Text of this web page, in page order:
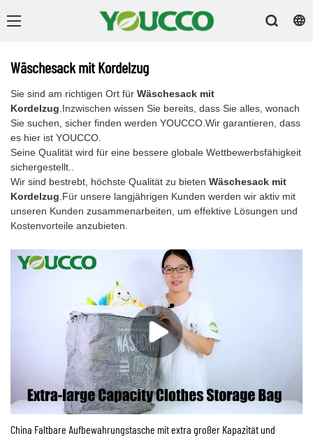
Wäschesack mit Kordelzug
Sie sind am richtigen Ort für Wäschesack mit
Kordelzug.Inzwischen wissen Sie bereits, dass Sie alles, wonach
Sie suchen, sicher finden werden YOUCCO.Wir garantieren, dass
es hier ist YOUCCO.
Seine Qualität wird für eine bessere globale Wettbewerbsfähigkeit
sichergestellt..
Wir sind bestrebt, höchste Qualität zu bieten Wäschesack mit
Kordelzug.Für unsere langjährigen Kunden werden wir aktiv mit
unseren Kunden zusammenarbeiten, um effektive Lösungen und
Kostenvorteile anzubieten.
China Faltbare Aufbewahrungstasche mit extra großer Kapazität und